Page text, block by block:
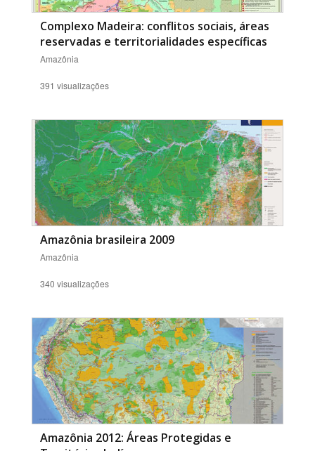
Complexo Madeira: conflitos sociais, áreas
reservadas e territorialidades específicas
Amazônia
391 visualizações
Amazônia brasileira 2009
Amazônia
340 visualizações
Amazônia 2012: Áreas Protegidas e